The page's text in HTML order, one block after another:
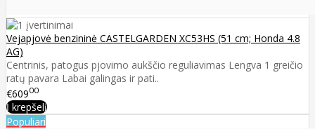
Vejapjovė benzininė CASTELGARDEN XC53HS (51 cm; Honda 4.8
AG)
Centrinis, patogus pjovimo aukščio reguliavimas Lengva 1 greičio
ratų pavara Labai galingas ir pati..
€60900
Į krepšelį
Populiari